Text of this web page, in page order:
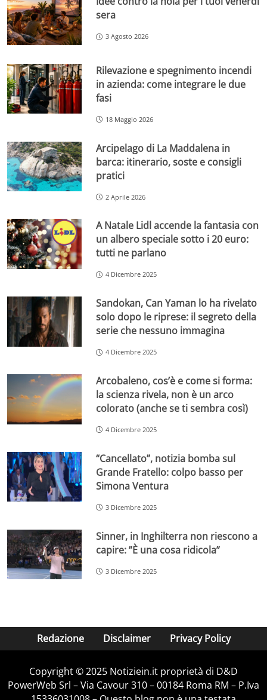
sera
3 Agosto 2026
Rilevazione e spegnimento incendi
in azienda: come integrare le due
fasi
18 Maggio 2026
Arcipelago di La Maddalena in
barca: itinerario, soste e consigli
pratici
2 Aprile 2026
A Natale Lidl accende la fantasia con
un albero speciale sotto i 20 euro:
tutti ne parlano
4 Dicembre 2025
Sandokan, Can Yaman lo ha rivelato
solo dopo le riprese: il segreto della
serie che nessuno immagina
4 Dicembre 2025
Arcobaleno, cos’è e come si forma:
la scienza rivela, non è un arco
colorato (anche se ti sembra così)
4 Dicembre 2025
“Cancellato”, notizia bomba sul
Grande Fratello: colpo basso per
Simona Ventura
3 Dicembre 2025
Sinner, in Inghilterra non riescono a
capire: ”È una cosa ridicola”
3 Dicembre 2025
Redazione Disclaimer Privacy Policy
Copyright © 2025 Notiziein.it proprietà di D&D
PowerWeb Srl – Via Cavour 310 – 00184 Roma RM – P.Iva